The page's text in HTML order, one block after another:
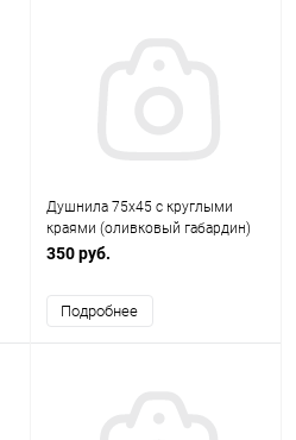
Душнила 75х45 с круглыми
краями (оливковый габардин)
350 руб.
Подробнее